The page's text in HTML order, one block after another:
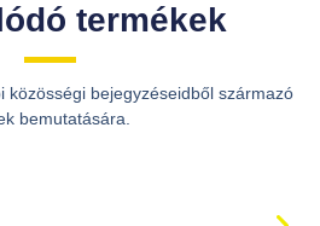
termékek
közösségi bejegyzéseidből származó
bemutatására.